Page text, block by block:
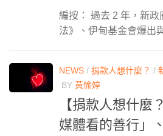
編按： 過去 2 年，新
法》、伊甸基金會爆出
NEWS / 捐款人想什麼？ /
BY 黃愉婷
【捐款人想什麼
媒體看的善行」